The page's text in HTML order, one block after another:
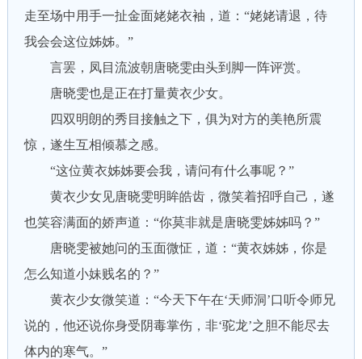
走至场中用手一扯金面姥姥衣袖，道：“姥姥请退，待
我会会这位姊姊。”
言罢，凤目流波朝唐晓雯由头到脚一阵评赏。
唐晓雯也是正在打量黄衣少女。
四双明朗的秀目接触之下，俱为对方的美艳所震
惊，遂生互相倾慕之感。
“这位黄衣姊姊要会我，请问有什么事呢？”
黄衣少女见唐晓雯明眸皓齿，微笑着招呼自己，遂
也笑容满面的娇声道：“你莫非就是唐晓雯姊姊吗？”
唐晓雯被她问的玉面微怔，道：“黄衣姊姊，你是
怎么知道小妹贱名的？”
黄衣少女微笑道：“今天下午在‘天师洞’口听令师兄
说的，他还说你身受阴毒掌伤，非‘驼龙’之胆不能尽去
体内的寒气。”